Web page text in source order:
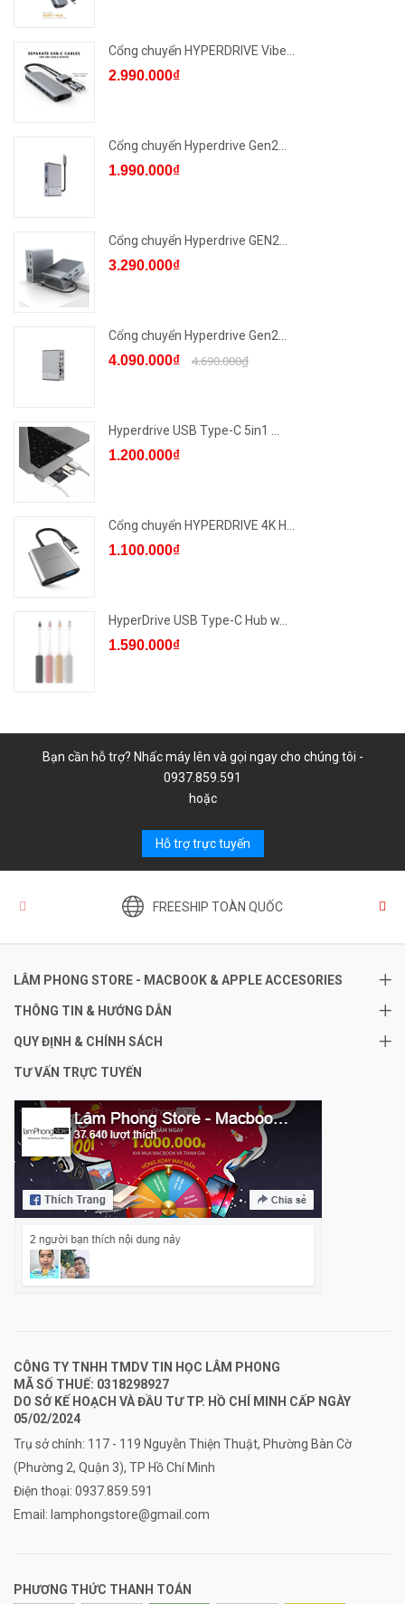
Cổng chuyển HYPERDRIVE Vibe...
2.990.000₫
Cổng chuyển Hyperdrive Gen2...
1.990.000₫
Cổng chuyển Hyperdrive GEN2...
3.290.000₫
Cổng chuyển Hyperdrive Gen2...
4.090.000₫ 4.690.000₫
Hyperdrive USB Type-C 5in1 ...
1.200.000₫
Cổng chuyển HYPERDRIVE 4K H...
1.100.000₫
HyperDrive USB Type-C Hub w...
1.590.000₫
Bạn cần hỗ trợ? Nhấc máy lên và gọi ngay cho chúng tôi -
0937.859.591
hoặc
Hỗ trợ trực tuyến
FREESHIP TOÀN QUỐC
LÂM PHONG STORE - MACBOOK & APPLE ACCESORIES
THÔNG TIN & HƯỚNG DẪN
QUY ĐỊNH & CHÍNH SÁCH
TƯ VẤN TRỰC TUYẾN
CÔNG TY TNHH TMDV TIN HỌC LÂM PHONG
MÃ SỐ THUẾ: 0318298927
DO SỞ KẾ HOẠCH VÀ ĐẦU TƯ TP. HỒ CHÍ MINH CẤP NGÀY
05/02/2024
Trụ sở chính: 117 - 119 Nguyễn Thiện Thuật, Phường Bàn Cờ
(Phường 2, Quận 3), TP Hồ Chí Minh
Điện thoại: 0937.859.591
Email: lamphongstore@gmail.com
PHƯƠNG THỨC THANH TOÁN